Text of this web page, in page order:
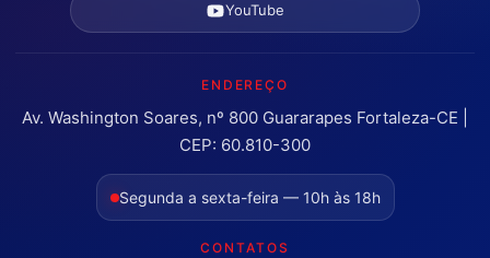
YouTube
ENDEREÇO
Av. Washington Soares, nº 800 Guararapes Fortaleza-CE |
CEP: 60.810-300
Segunda a sexta-feira — 10h às 18h
CONTATOS